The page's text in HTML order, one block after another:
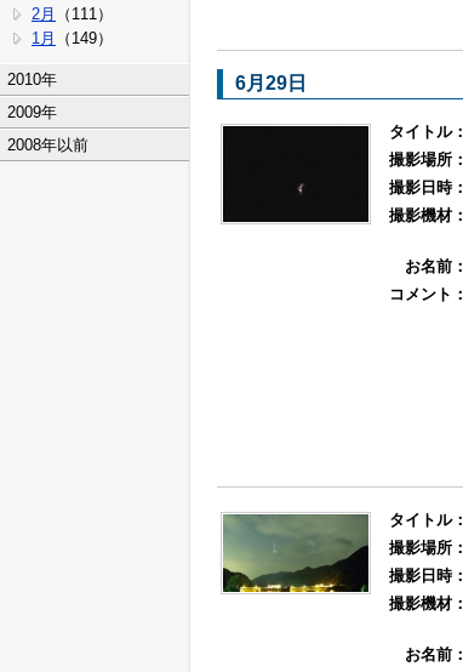
2月
（111）
1月
（149）
2010年
2009年
2008年以前
6月29日
タイトル：
撮影場所：
撮影日時：
撮影機材：
お名前：
コメント：
タイトル：
撮影場所：
撮影日時：
撮影機材：
お名前：